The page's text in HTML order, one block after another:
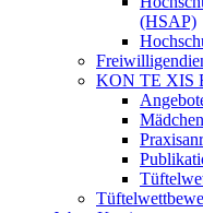
(HSAP)
KON TE XIS